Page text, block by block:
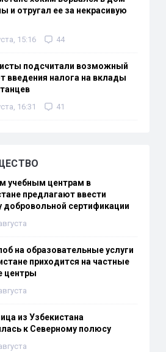
и отругал ее за некрасивую
15:16 44
подсчитали возможный
введения налога на вклады
16:31 41
учебным центрам в
предлагают ввести
добровольной сертификации
на образовательные услуги
приходится на частные
центры
из Узбекистана
к Северному полюсу